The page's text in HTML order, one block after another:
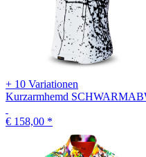
+ 10 Variationen
Kurzarmhemd
€ 158,00 *